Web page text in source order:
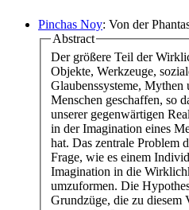
Pinchas Noy: Von der
Abstract
Der größere Teil der
Objekte, Werkzeuge,
Glaubenssysteme,
Menschen geschaffen, so
unserer gegenwärtigen
in der Imagination eines
hat. Das zentrale Problem
Frage, wie es einem
Imagination in die
umzuformen. Die
Grundzüge, die zu diesem